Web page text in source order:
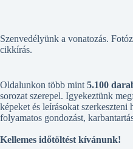
Szenvedélyünk a vonatozás.
cikkírás.
Oldalunkon több mint 5.100
sorozat szerepel. Igyekeztünk
képeket és leírásokat szerkeszteni
folyamatos gondozást,
Kellemes időtöltést kívánunk!